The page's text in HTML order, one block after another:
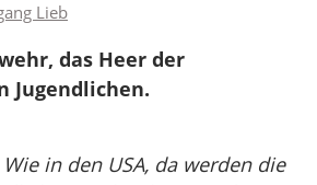
Lieb
das Heer der
Jugendlichen.
in den USA, da werden die